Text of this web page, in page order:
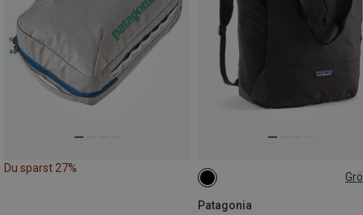
Du sparst 27%
Patagonia
24L